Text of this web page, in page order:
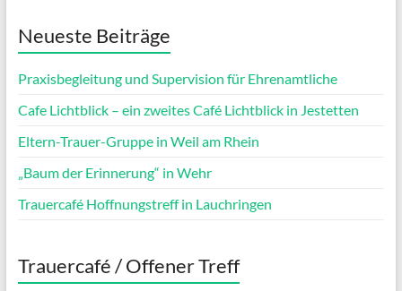
Neueste Beiträge
Praxisbegleitung und Supervision für Ehrenamtliche
Cafe Lichtblick – ein zweites Café Lichtblick in Jestetten
Eltern-Trauer-Gruppe in Weil am Rhein
„Baum der Erinnerung“ in Wehr
Trauercafé Hoffnungstreff in Lauchringen
Trauercafé / Offener Treff